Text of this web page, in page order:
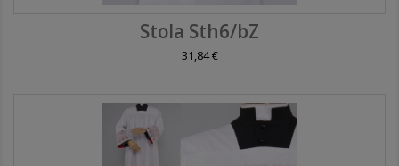
Stola Sth6/bZ
31,84 €